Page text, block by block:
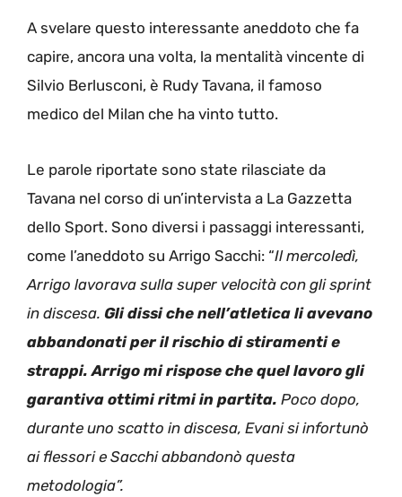
A svelare questo interessante aneddoto che fa
capire, ancora una volta, la mentalità vincente di
Silvio Berlusconi, è Rudy Tavana, il famoso
medico del Milan che ha vinto tutto.
Le parole riportate sono state rilasciate da
Tavana nel corso di un’intervista a La Gazzetta
dello Sport. Sono diversi i passaggi interessanti,
come l’aneddoto su Arrigo Sacchi: “Il mercoledì,
Arrigo lavorava sulla super velocità con gli sprint
in discesa. Gli dissi che nell’atletica li avevano
abbandonati per il rischio di stiramenti e
strappi. Arrigo mi rispose che quel lavoro gli
garantiva ottimi ritmi in partita. Poco dopo,
durante uno scatto in discesa, Evani si infortunò
ai flessori e Sacchi abbandonò questa
metodologia”.